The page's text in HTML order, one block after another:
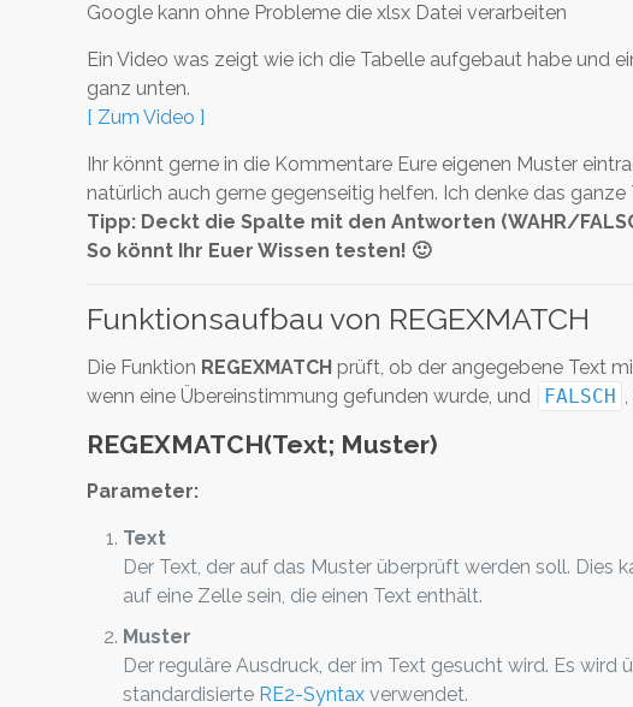
Google kann ohne Probleme die xlsx Datei verarbeiten
Ein Video was zeigt wie ich die Tabelle aufgebaut habe und
ganz unten.
[ Zum Video ]
Ihr könnt gerne in die Kommentare Eure eigenen Muster
natürlich auch gerne gegenseitig helfen. Ich denke das
Tipp: Deckt die Spalte mit den Antworten (WAHR/
So könnt Ihr Euer Wissen testen! 🙂
Funktionsaufbau von REGEXMATCH
Die Funktion REGEXMATCHprüft, ob der angegebene Text
wenn eine Übereinstimmung gefunden wurde, und
FALSCH
REGEXMATCH(Text; Muster)
Parameter:
Text
Der Text, der auf das Muster überprüft werden soll. Dies
auf eine Zelle sein, die einen Text enthält.
Muster
Der reguläre Ausdruck, der im Text gesucht wird. Es
standardisierte RE2-Syntaxverwendet.